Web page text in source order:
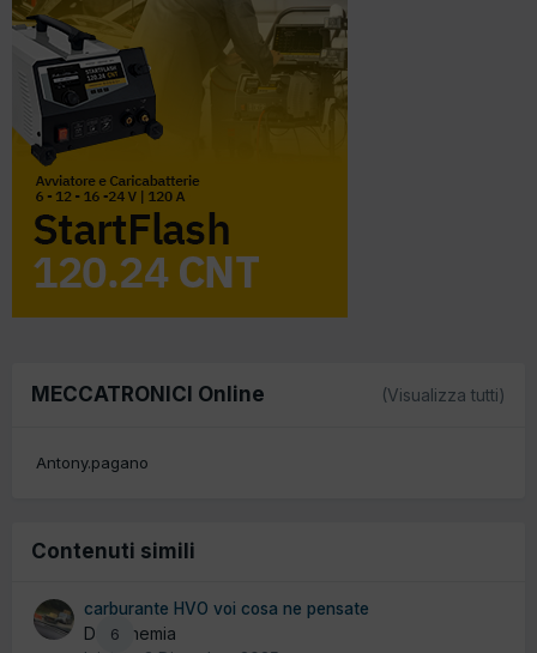
MECCATRONICI Online (Visualizza tutti)
Antony.pagano
Contenuti simili
6
carburante HVO voi cosa ne pensate
Da canemia